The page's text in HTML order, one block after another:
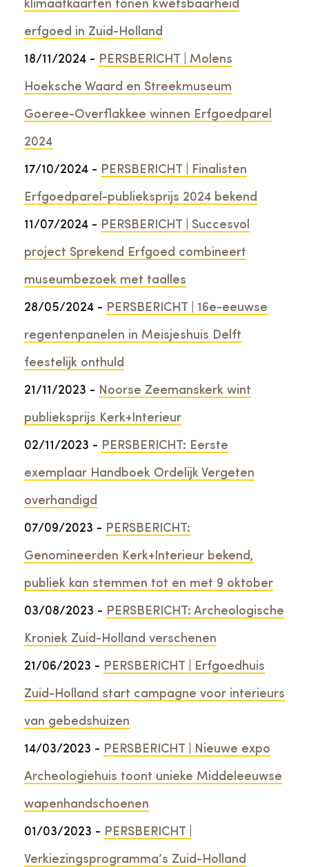
klimaatkaarten tonen kwetsbaarheid
erfgoed in Zuid-Holland
18/11/2024 - PERSBERICHT | Molens
Hoeksche Waard en Streekmuseum
Goeree-Overflakkee winnen Erfgoedparel
2024
17/10/2024 - PERSBERICHT | Finalisten
Erfgoedparel-publieksprijs 2024 bekend
11/07/2024 - PERSBERICHT | Succesvol
project Sprekend Erfgoed combineert
museumbezoek met taalles
28/05/2024 - PERSBERICHT | 16e-eeuwse
regentenpanelen in Meisjeshuis Delft
feestelijk onthuld
21/11/2023 - Noorse Zeemanskerk wint
publieksprijs Kerk+Interieur
02/11/2023 - PERSBERICHT: Eerste
exemplaar Handboek Ordelijk Vergeten
overhandigd
07/09/2023 - PERSBERICHT:
Genomineerden Kerk+Interieur bekend,
publiek kan stemmen tot en met 9 oktober
03/08/2023 - PERSBERICHT: Archeologische
Kroniek Zuid-Holland verschenen
21/06/2023 - PERSBERICHT | Erfgoedhuis
Zuid-Holland start campagne voor interieurs
van gebedshuizen
14/03/2023 - PERSBERICHT | Nieuwe expo
Archeologiehuis toont unieke Middeleeuwse
wapenhandschoenen
01/03/2023 - PERSBERICHT |
Verkiezingsprogramma’s Zuid-Holland